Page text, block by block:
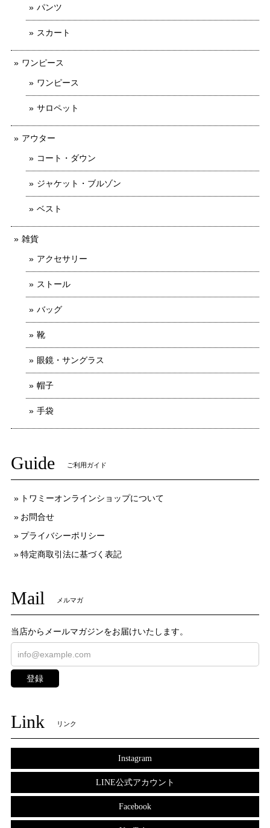
パンツ
スカート
ワンピース
ワンピース
サロペット
アウター
コート・ダウン
ジャケット・ブルゾン
ベスト
雑貨
アクセサリー
ストール
バッグ
靴
眼鏡・サングラス
帽子
手袋
Guide ご利用ガイド
トワミーオンラインショップについて
お問合せ
プライバシーポリシー
特定商取引法に基づく表記
Mail メルマガ
当店からメールマガジンをお届けいたします。
登録
Link リンク
Instagram
LINE公式アカウント
Facebook